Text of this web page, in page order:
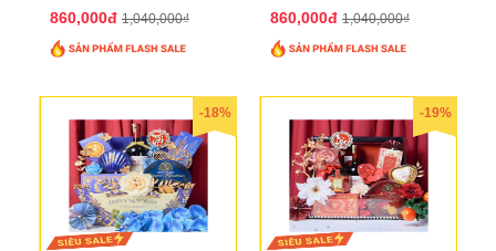
860,000đ 1,040,000₫ 860,000đ 1,040,000₫
-18% -19%